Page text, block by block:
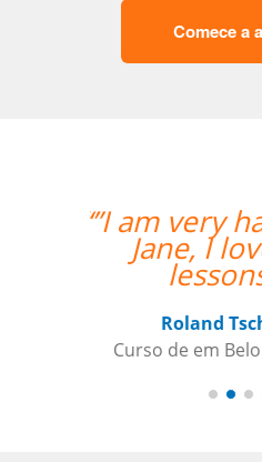
Comece a
was
Curso de